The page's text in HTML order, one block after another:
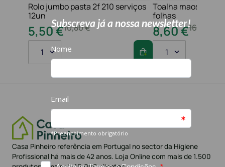
Rolo jumbo pasta 2f 210 serviços
12un
10,80€
5,50€
1
Toalha maos 2f
folhas
16
8,60€
1
Casa Pinheiro referência em Portugal no sector da Higiene
Profissional há mais de 42 anos. Loja Online com mais de 1.500